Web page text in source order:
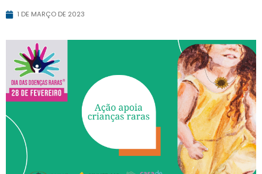
1 DE MARÇO DE 2023